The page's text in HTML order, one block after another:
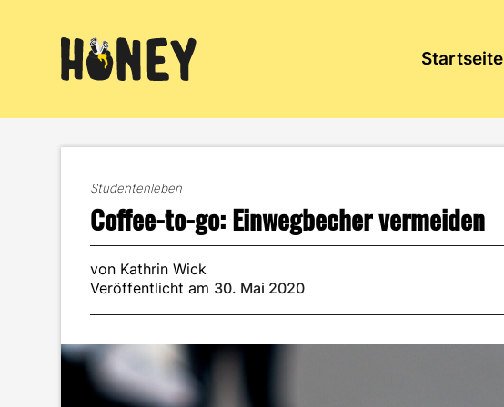
Startseite
Studentenleben
Coffee-to-go: Einwegbecher vermeiden
von Kathrin Wick
Veröffentlicht am 30. Mai 2020